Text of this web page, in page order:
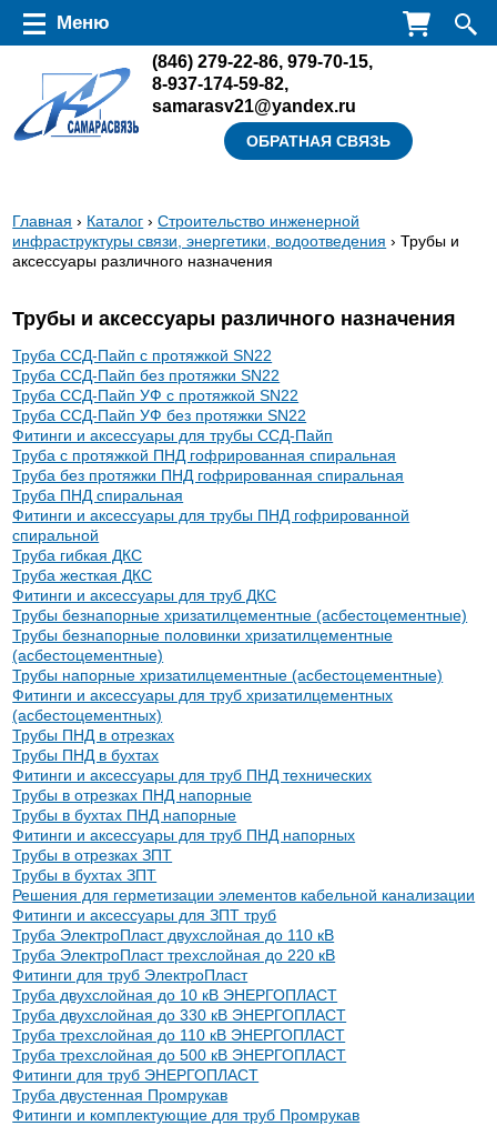
Перейти к основному содержанию
(846) 279-22-86,979-70-15,
8-937-174-59-82,
samarasv21@yandex.ru
ОБРАТНАЯ СВЯЗЬ
Меню
Вы
здесь
Главная › Каталог ›Строительство инженерной
инфраструктуры связи, энергетики, водоотведения › Трубы и
аксессуары различного назначения
Трубы и аксессуары различного назначения
Труба ССД-Пайп с протяжкой SN22
Труба ССД-Пайп без протяжки SN22
Труба ССД-Пайп УФ с протяжкой SN22
Труба ССД-Пайп УФ без протяжки SN22
Фитинги и аксессуары для трубы ССД-Пайп
Труба с протяжкой ПНД гофрированная спиральная
Труба без протяжки ПНД гофрированная спиральная
Труба ПНД спиральная
Фитинги и аксессуары для трубы ПНД гофрированной
спиральной
Труба гибкая ДКС
Труба жесткая ДКС
Фитинги и аксессуары для труб ДКС
Трубы безнапорные хризатилцементные (асбестоцементные)
Трубы безнапорные половинки хризатилцементные
(асбестоцементные)
Трубы напорные хризатилцементные (асбестоцементные)
Фитинги и аксессуары для труб хризатилцементных
(асбестоцементных)
Трубы ПНД в отрезках
Трубы ПНД в бухтах
Фитинги и аксессуары для труб ПНД технических
Трубы в отрезках ПНД напорные
Трубы в бухтах ПНД напорные
Фитинги и аксессуары для труб ПНД напорных
Трубы в отрезках ЗПТ
Трубы в бухтах ЗПТ
Решения для герметизации элементов кабельной канализации
Фитинги и аксессуары для ЗПТ труб
Труба ЭлектроПласт двухслойная до 110 кВ
Труба ЭлектроПласт трехслойная до 220 кВ
Фитинги для труб ЭлектроПласт
Труба двухслойная до 10 кВ ЭНЕРГОПЛАСТ
Труба двухслойная до 330 кВ ЭНЕРГОПЛАСТ
Труба трехслойная до 110 кВ ЭНЕРГОПЛАСТ
Труба трехслойная до 500 кВ ЭНЕРГОПЛАСТ
Фитинги для труб ЭНЕРГОПЛАСТ
Труба двустенная Промрукав
Фитинги и комплектующие для труб Промрукав